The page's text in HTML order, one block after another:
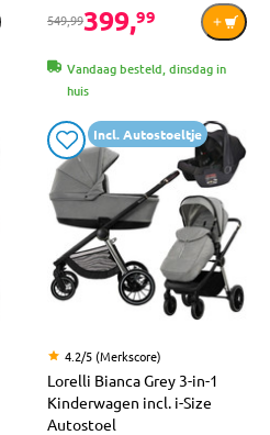
549,99399,99
Vandaag besteld, dinsdag in
huis
Incl. Autostoeltje
4.2/5 (Merkscore)
Lorelli Bianca Grey 3-in-1
Kinderwagen incl. i-Size
Autostoel